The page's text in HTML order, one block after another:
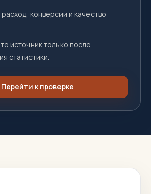
конверсии и качество
источник только после
статистики.
Перейти к проверке